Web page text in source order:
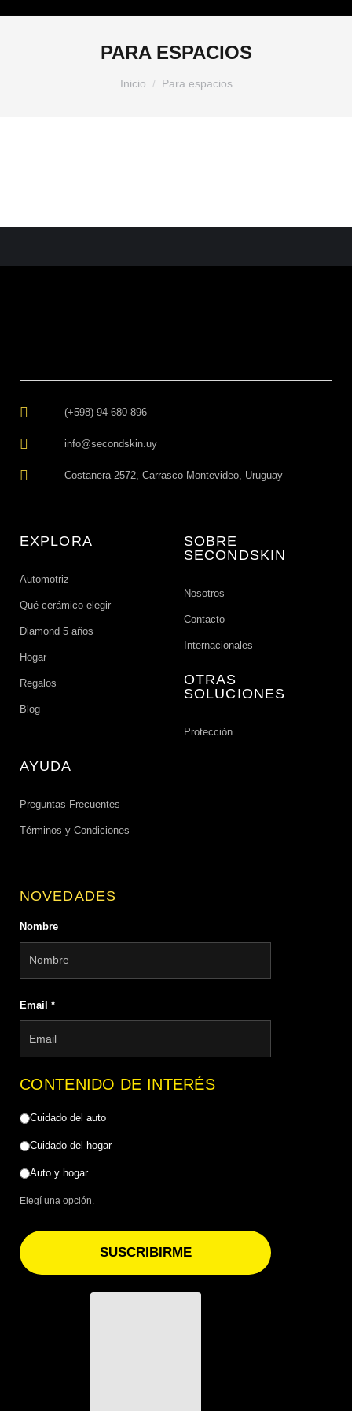
PARA ESPACIOS
Estás aquí:
Inicio Para espacios
(+598) 94 680 896
info@secondskin.uy
Costanera 2572, Carrasco Montevideo, Uruguay
EXPLORA
Automotriz
Qué cerámico elegir
Diamond 5 años
Hogar
Regalos
Blog
SOBRE
SECONDSKIN
Nosotros
Contacto
Internacionales
OTRAS
SOLUCIONES
Protección
AYUDA
Preguntas Frecuentes
Términos y Condiciones
NOVEDADES
Nombre
Email *
CONTENIDO DE INTERÉS
Cuidado del auto
Cuidado del hogar
Auto y hogar
Elegí una opción.
SUSCRIBIRME